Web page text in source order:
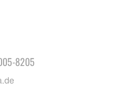
8205